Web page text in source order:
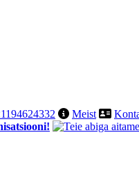
Meist